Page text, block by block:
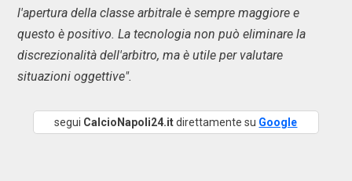
l'apertura della classe arbitrale è sempre maggiore e
questo è positivo. La tecnologia non può eliminare la
discrezionalità dell'arbitro, ma è utile per valutare
situazioni oggettive".
segui CalcioNapoli24.itdirettamente su Google